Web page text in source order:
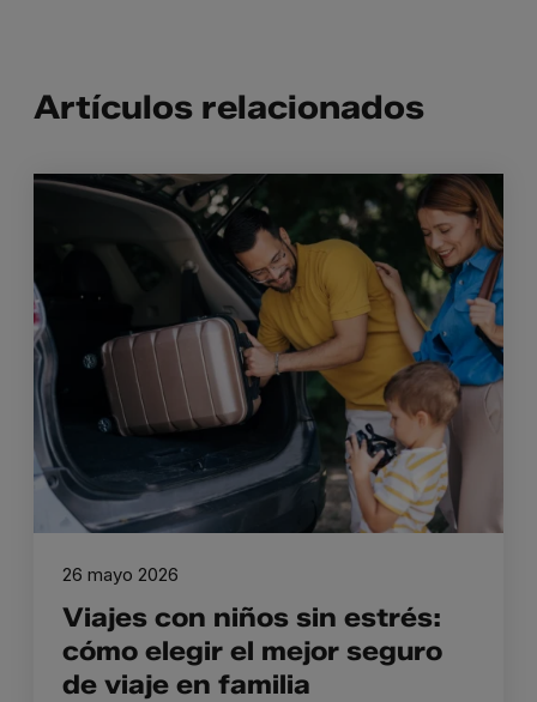
Artículos relacionados
Viajes con niños sin estrés:
cómo elegir el mejor seguro
de viaje en familia
26 mayo 2026